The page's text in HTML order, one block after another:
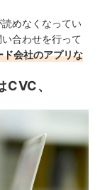
めなくなってい
合わせを行って
会社のアプリな
、